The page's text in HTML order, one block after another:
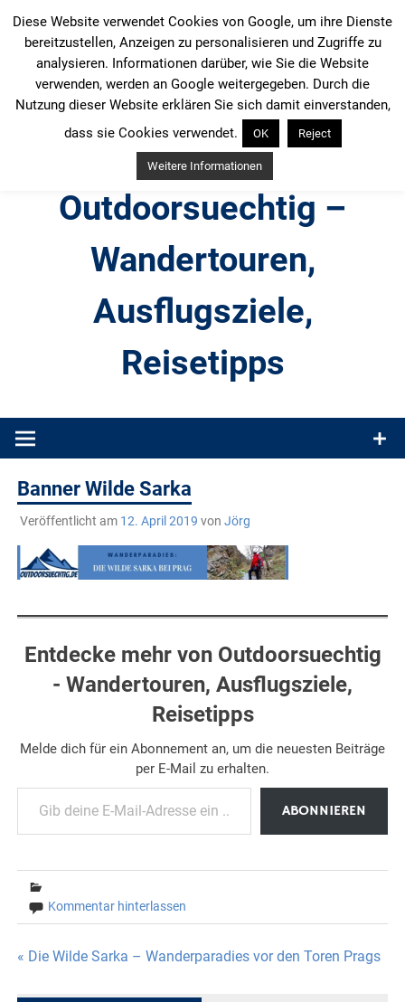
Inhalt
springen
Outdoorsuechtig –
Wandertouren,
Ausflugsziele,
Reisetipps
Produkttests und Buchrezensionen. Ein Blog für alle, die gern
Banner Wilde Sarka
Veröffentlicht am 12. April 2019 von Jörg
Entdecke mehr von Outdoorsuechtig
- Wandertouren, Ausflugsziele,
Reisetipps
Melde dich für ein Abonnement an, um die neuesten Beiträge
per E-Mail zu erhalten.
Gib deine E-Mail-Adresse ein ...
ABONNIEREN
Kommentar hinterlassen
Beitragsnavigation
« Die Wilde Sarka – Wanderparadies vor den Toren Prags
Diese Website verwendet Cookies von Google, um ihre Dienste
bereitzustellen, Anzeigen zu personalisieren und Zugriffe zu
analysieren. Informationen darüber, wie Sie die Website
verwenden, werden an Google weitergegeben. Durch die
Nutzung dieser Website erklären Sie sich damit einverstanden,
dass sie Cookies verwendet.
OK Reject
Weitere Informationen